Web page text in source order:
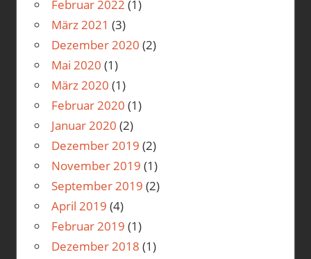
Februar 2022 (1)
März 2021 (3)
Dezember 2020 (2)
Mai 2020 (1)
März 2020 (1)
Februar 2020 (1)
Januar 2020 (2)
Dezember 2019 (2)
November 2019 (1)
September 2019 (2)
April 2019 (4)
Februar 2019 (1)
Dezember 2018 (1)